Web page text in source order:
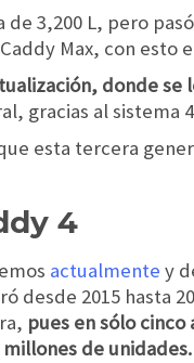
de 3,200 L, pero
Max, con esto
donde
gracias al sistema
esta tercera
4
actualmente y
desde 2015 hasta
pues en sólo cinco
de unidades.